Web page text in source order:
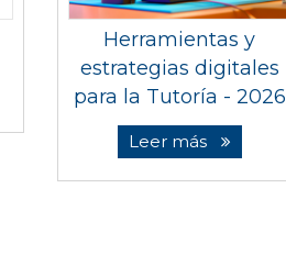
Herramientas y
estrategias digitales
para la Tutoría - 2026
Leer más